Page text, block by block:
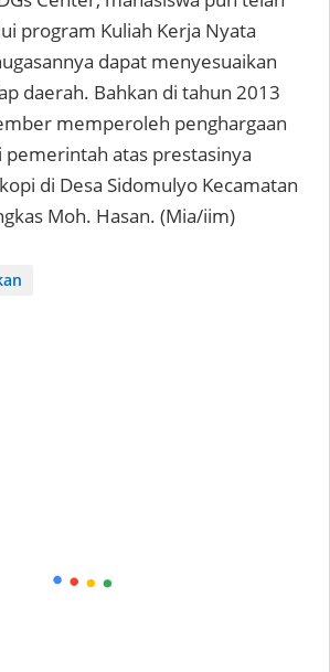
program Kuliah Kerja Nyata
dapat menyesuaikan
daerah. Bahkan di tahun 2013
memperoleh penghargaan
pemerintah atas prestasinya
di Desa Sidomulyo Kecamatan
Moh. Hasan. (Mia/iim)